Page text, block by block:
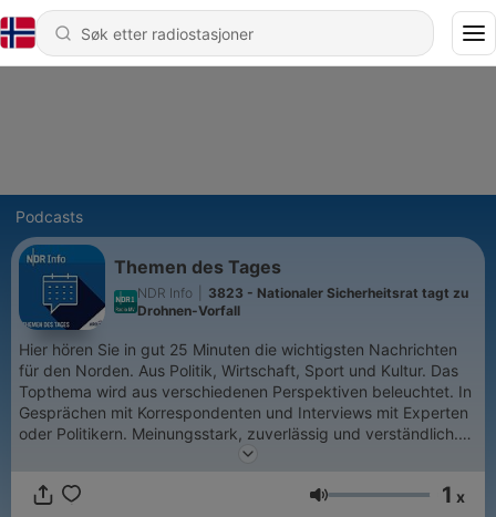
Podcasts
Themen des Tages
NDR Info
3823 - Nationaler Sicherheitsrat tagt zu
Drohnen-Vorfall
Hier hören Sie in gut 25 Minuten die wichtigsten Nachrichten
für den Norden. Aus Politik, Wirtschaft, Sport und Kultur. Das
Topthema wird aus verschiedenen Perspektiven beleuchtet. In
Gesprächen mit Korrespondenten und Interviews mit Experten
oder Politikern. Meinungsstark, zuverlässig und verständlich.
Von Montag bis Freitag sowie an Sonn- und Feiertagen gibt es
Nachrichtenüberblick.
Volum 1 x